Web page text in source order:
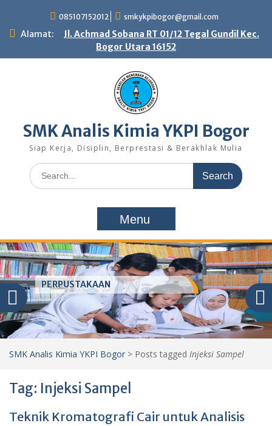
content
085107152012 smkykpibogor@gmail.com
Alamat:
Jl. Achmad Sobana RT 01/12 Tegal Gundil Kec.
Bogor Utara 16152
SMK Analis Kimia YKPI Bogor
Siap Kerja, Disiplin, Berprestasi & Berakhlak Mulia
Search
for:
Menu
PERPUSTAKAAN
SMK Analis Kimia YKPI Bogor > Posts tagged Injeksi Sampel
Tag: Injeksi Sampel
Teknik Kromatografi Cair untuk Analisis